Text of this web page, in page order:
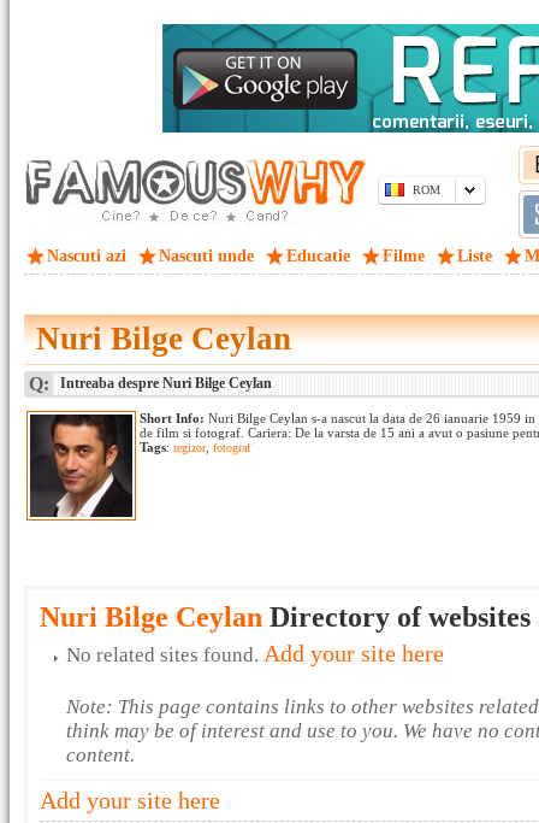
ROM
Nascuti azi Nascuti unde Educatie Filme Liste
Nuri Bilge Ceylan
Q: Intreaba despre Nuri Bilge Ceylan
Short Info: Nuri Bilge Ceylan s-a nascut la data de 26 ianuarie 1959
de film si fotograf. Cariera: De la varsta de 15 ani a avut o pasiune
Tags: regizor, fotograf
Nuri Bilge Ceylan Directory of websites
No related sites found. Add your site here
Note: This page contains links to other websites
think may be of interest and use to you. We have no
content.
Add your site here